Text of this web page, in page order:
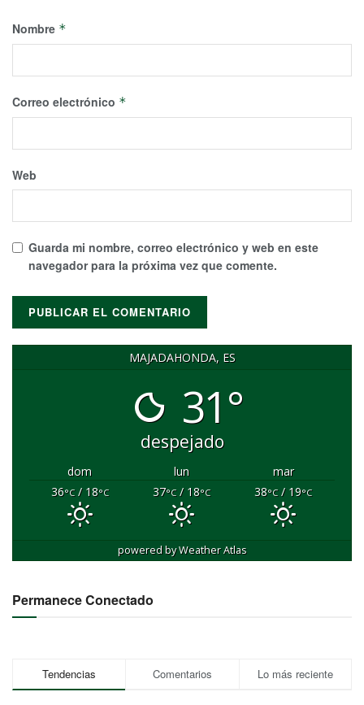
Nombre *
Correo electrónico *
Web
Guarda mi nombre, correo electrónico y web en este
navegador para la próxima vez que comente.
MAJADAHONDA, ES
31°
despejado
dom lun
mar
36°C/ 18°C 37°C/ 18°C 38°C/ 19°C
powered byWeather Atlas
Permanece Conectado
Tendencias Comentarios Lo más reciente